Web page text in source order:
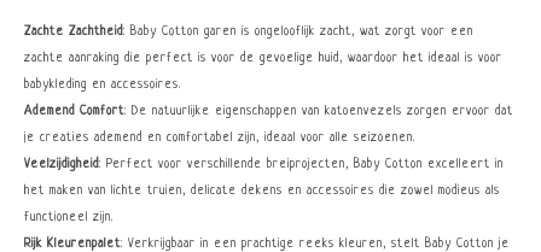
Zachte Zachtheid: Baby Cotton garen is ongelooflijk zacht, wat zorgt voor een
zachte aanraking die perfect is voor de gevoelige huid, waardoor het ideaal is voor
babykleding en accessoires.
Ademend Comfort: De natuurlijke eigenschappen van katoenvezels zorgen ervoor dat
je creaties ademend en comfortabel zijn, ideaal voor alle seizoenen.
Veelzijdigheid: Perfect voor verschillende breiprojecten, Baby Cotton excelleert in
het maken van lichte truien, delicate dekens en accessoires die zowel modieus als
functioneel zijn.
Rijk Kleurenpalet: Verkrijgbaar in een prachtige reeks kleuren, stelt Baby Cotton je